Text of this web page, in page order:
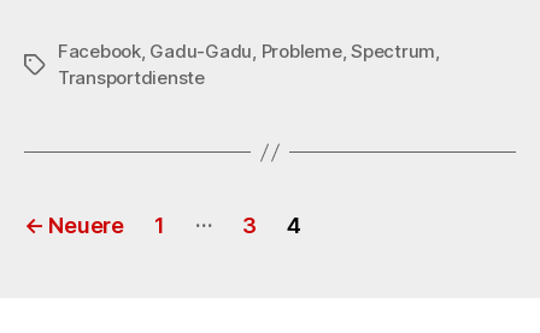
Schlagwörter
Facebook, Gadu-Gadu, Probleme,Spectrum,
Transportdienste
Seitennummerierung
← Neuere 1 … 3 4